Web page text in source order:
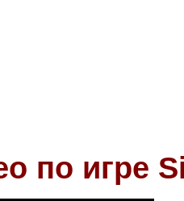
по игре